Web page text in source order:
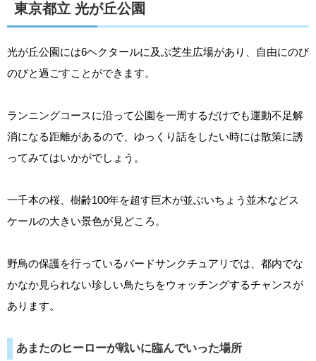
東京都立 光が丘公園
光が丘公園には6ヘクタールに及ぶ芝生広場があり、自由にのび
のびと過ごすことができます。
ランニングコースに沿って公園を一周するだけでも運動不足解
消になる距離があるので、ゆっくり話をしたい時には散策に誘
ってみてはいかがでしょう。
一千本の桜、樹齢100年を超す巨木が並ぶいちょう並木などス
ケールの大きい景色が見どころ。
野鳥の保護を行っているバードサンクチュアリでは、都内でな
かなか見られない珍しい鳥たちをウォッチングするチャンスが
あります。
あまたのヒーローが戦いに臨んでいった場所